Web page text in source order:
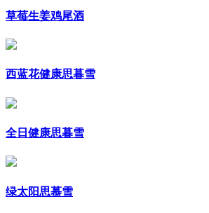
草莓生姜鸡尾酒
西蓝花健康思暮雪
全日健康思暮雪
绿太阳思慕雪